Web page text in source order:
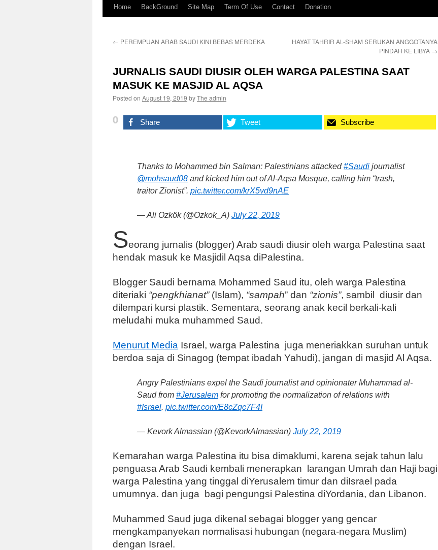
Home BackGround Site Map Term Of Use Contact Donation
← PEREMPUAN ARAB SAUDI KINI BEBAS MERDEKA
HAYAT TAHRIR AL-SHAM SERUKAN ANGGOTANYA
PINDAH KE LIBYA →
JURNALIS SAUDI DIUSIR OLEH WARGA PALESTINA SAAT
MASUK KE MASJID AL AQSA
Posted on August 19, 2019 byThe admin
0 Share Tweet Subscribe
Thanks to Mohammed bin Salman: Palestinians attacked#Saudi journalist
@mohsaud08 and kicked him out of Al-Aqsa Mosque, calling him “trash,
traitor Zionist”. pic.twitter.com/krX5vd9nAE
— Ali Özkök (@Ozkok_A) July 22, 2019
Seorang jurnalis (blogger) Arab saudi diusir oleh warga Palestina saat
hendak masuk ke Masjidil Aqsa diPalestina.
Blogger Saudi bernama Mohammed Saud itu, oleh warga Palestina
diteriaki “pengkhianat”(Islam), “sampah” dan “zionis”, sambil diusir dan
dilempari kursi plastik. Sementara, seorang anak kecil berkali-kali
meludahi muka muhammed Saud.
Menurut Media Israel, warga Palestina juga meneriakkan suruhan untuk
berdoa saja di Sinagog (tempat ibadah Yahudi), jangan di masjid Al Aqsa.
Angry Palestinians expel the Saudi journalist and opinionater Muhammad al-
Saud from #Jerusalem for promoting the normalization of relations with
#Israel. pic.twitter.com/E8cZqc7F4I
— Kevork Almassian (@KevorkAlmassian) July 22, 2019
Kemarahan warga Palestina itu bisa dimaklumi, karena sejak tahun lalu
penguasa Arab Saudi kembali menerapkan larangan Umrah dan Haji bagi
warga Palestina yang tinggal diYerusalem timur dan diIsrael pada
umumnya. dan juga bagi pengungsi Palestina diYordania, dan Libanon.
Muhammed Saud juga dikenal sebagai blogger yang gencar
mengkampanyekan normalisasi hubungan (negara-negara Muslim)
dengan Israel.